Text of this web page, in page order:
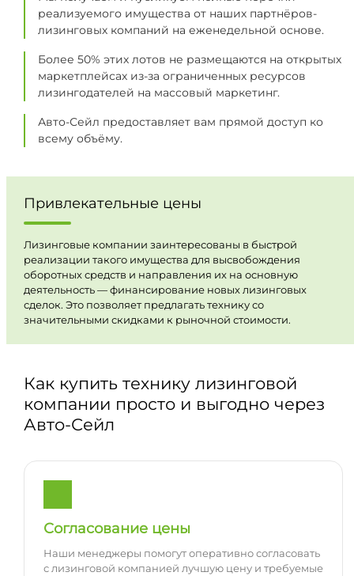
реализуемого имущества от наших партнёров-
лизинговых компаний на еженедельной основе.
Более 50% этих лотов не размещаются на открытых
маркетплейсах из-за ограниченных ресурсов
лизингодателей на массовый маркетинг.
Авто-Сейл предоставляет вам прямой доступ ко
всему объёму.
Привлекательные цены
Лизинговые компании заинтересованы в быстрой
реализации такого имущества для высвобождения
оборотных средств и направления их на основную
деятельность — финансирование новых лизинговых
сделок. Это позволяет предлагать технику со
значительными скидками к рыночной стоимости.
Как купить технику лизинговой
компании просто и выгодно через
Авто-Сейл
Согласование цены
Наши менеджеры помогут оперативно согласовать
с лизинговой компанией лучшую цену и требуемые